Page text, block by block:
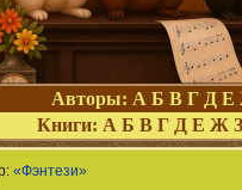
Авторы: А Б В Г Д Е
Книги: А Б В Г Д Е Ж З
«Фэнтези»